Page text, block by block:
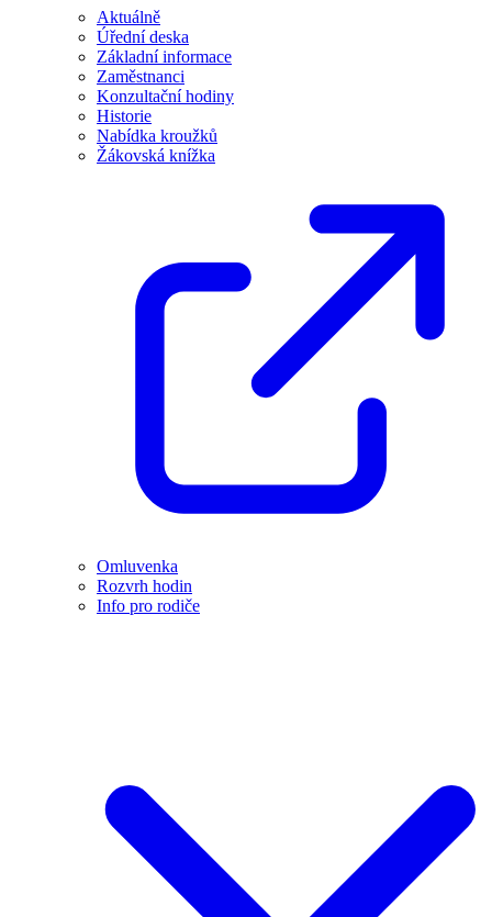
Aktuálně
Úřední deska
Základní informace
Zaměstnanci
Konzultační hodiny
Historie
Nabídka kroužků
Žákovská knížka
Omluvenka
Rozvrh hodin
Info pro rodiče